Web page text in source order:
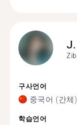
J.
구사언어
중국어 (간체)
학습언어